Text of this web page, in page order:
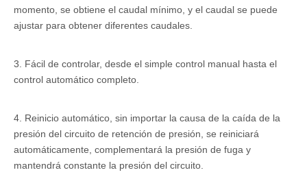
momento, se obtiene el caudal mínimo, y el caudal se puede
ajustar para obtener diferentes caudales.
3. Fácil de controlar, desde el simple control manual hasta el
control automático completo.
4. Reinicio automático, sin importar la causa de la caída de la
presión del circuito de retención de presión, se reiniciará
automáticamente, complementará la presión de fuga y
mantendrá constante la presión del circuito.